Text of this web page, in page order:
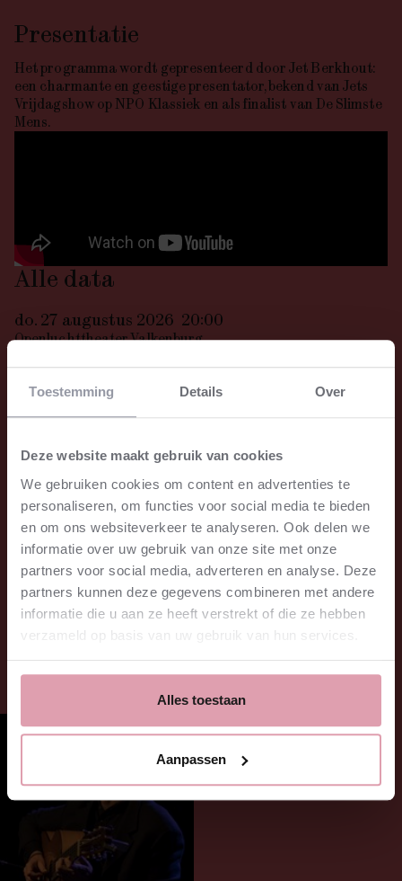
Toestemming Details Over
Deze website maakt gebruik van cookies
We gebruiken cookies om content en advertenties te
personaliseren, om functies voor social media te bieden
en om ons websiteverkeer te analyseren. Ook delen we
informatie over uw gebruik van onze site met onze
partners voor social media, adverteren en analyse. Deze
partners kunnen deze gegevens combineren met andere
informatie die u aan ze heeft verstrekt of die ze hebben
verzameld op basis van uw gebruik van hun services.
Alles toestaan
Aanpassen
Presentatie
Het programma wordt gepresenteerd door Jet Berkhout:
een charmante en geestige presentator, bekend van Jets
Vrijdagshow op NPO Klassiek en als finalist van De Slimste
Mens.
Alle data
do. 27 augustus 2026 20:00
Openluchttheater Valkenburg
vr. 28 augustus 2026 20:30
Caprera Openluchttheater
Locatie
Caprera Openluchttheater
Bloemendaal
Programma
Rodrigo - Concerto de Aranjuez
De Falla - El amor brujo
Orkest
Nederlands Kamerorkest
Uitvoerenden
Pau Figueres
Gitaar
lees meer